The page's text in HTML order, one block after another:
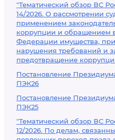
"Тематический обзор ВС
14/2026. О рассмотрении
применением
коррупции и обращением
Федерации имущества,
нарушения требований и
предотвращение
Постановление
ПЭК26
Постановление
ПЭК25
"Тематический обзор ВС
12/2026. По делам,